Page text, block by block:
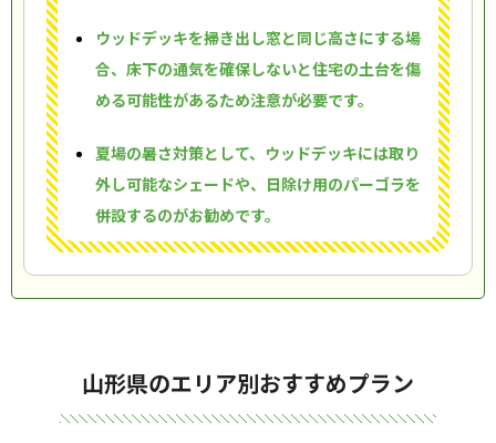
ウッドデッキを掃き出し窓と同じ高さにする場
合、床下の通気を確保しないと住宅の土台を傷
める可能性があるため注意が必要です。
夏場の暑さ対策として、ウッドデッキには取り
外し可能なシェードや、日除け用のパーゴラを
併設するのがお勧めです。
山形県のエリア別おすすめプラン